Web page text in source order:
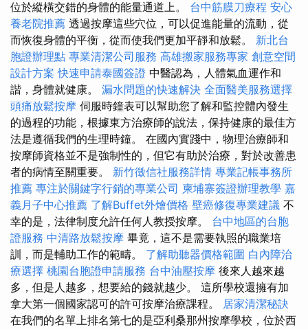
位於縱橫交錯的身體的能量通道上。 台中筋膜刀療程 安心
養老院推薦 透過按摩這些穴位，可以促進能量的流動，從
而恢復身體的平衡，從而使我們更加平靜和放鬆。 新北台
胞證辦理點 專業清潔公司服務 高雄搬家服務專家 創意空間
設計方案 快速申請泰國簽證 中醫認為，人體氣血運作和
諧，身體就健康。 漏水問題的快速解決 全面醫美服務選擇
頭痛放鬆按摩 伺服時鐘表可以幫助您了解和監控體內發生
的過程的功能，根據東方治療師的說法，保持健康的最佳方
法是遵循我們的生理時鐘。 在國內實踐中，物理治療師和
按摩師資格並不是強制性的，但它有助於治療，對於改善患
者的病情至關重要。 新竹徵信社服務詳情 專業記帳事務所
推薦 專注於關鍵字行銷的專業公司 柬埔寨簽證辦理教學 嘉
義月子中心推薦 了解Buffet外燴價格 壁癌修復專業建議 不
幸的是，法律制度允許任何人教授按摩。 台中地區的台胞
證服務 中清路放鬆按摩 畢竟，這不是需要執照的職業培
訓，而是輔助工作的範疇。 了解助聽器價格範圍 白內障治
療選擇 桃園台胞證申請服務 台中油壓按摩 後來人越來越
多，但是人越多，想要給的錢就越少。 這所學校還擁有加
拿大第一個國家認可的許可按摩治療課程。 居家清潔秘訣
在我們的名單上排名第七的是亞利桑那州按摩學校，位於西